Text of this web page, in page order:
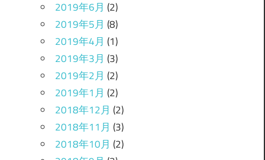
2019年6月 (2)
2019年5月 (8)
2019年4月 (1)
2019年3月 (3)
2019年2月 (2)
2019年1月 (2)
2018年12月 (2)
2018年11月 (3)
2018年10月 (2)